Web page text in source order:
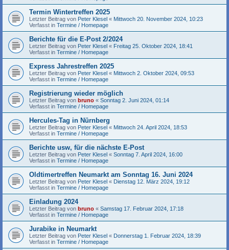
Termin Wintertreffen 2025
Letzter Beitrag von Peter Klesel « Mittwoch 20. November 2024, 10:23
Verfasst in Termine / Homepage
Berichte für die E-Post 2/2024
Letzter Beitrag von Peter Klesel « Freitag 25. Oktober 2024, 18:41
Verfasst in Termine / Homepage
Express Jahrestreffen 2025
Letzter Beitrag von Peter Klesel « Mittwoch 2. Oktober 2024, 09:53
Verfasst in Termine / Homepage
Registrierung wieder möglich
Letzter Beitrag von bruno « Sonntag 2. Juni 2024, 01:14
Verfasst in Termine / Homepage
Hercules-Tag in Nürnberg
Letzter Beitrag von Peter Klesel « Mittwoch 24. April 2024, 18:53
Verfasst in Termine / Homepage
Berichte usw, für die nächste E-Post
Letzter Beitrag von Peter Klesel « Sonntag 7. April 2024, 16:00
Verfasst in Termine / Homepage
Oldtimertreffen Neumarkt am Sonntag 16. Juni 2024
Letzter Beitrag von Peter Klesel « Dienstag 12. März 2024, 19:12
Verfasst in Termine / Homepage
Einladung 2024
Letzter Beitrag von bruno « Samstag 17. Februar 2024, 17:18
Verfasst in Termine / Homepage
Jurabike in Neumarkt
Letzter Beitrag von Peter Klesel « Donnerstag 1. Februar 2024, 18:39
Verfasst in Termine / Homepage